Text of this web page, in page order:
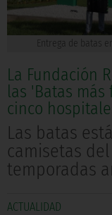
Entrega de batas
La Fundación
las 'Batas
cinco
Las batas
camisetas
temporadas
ACTUALIDAD